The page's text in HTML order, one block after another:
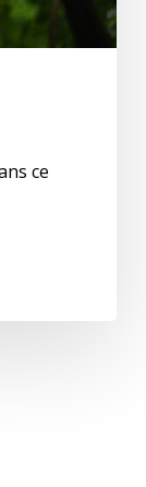
ce